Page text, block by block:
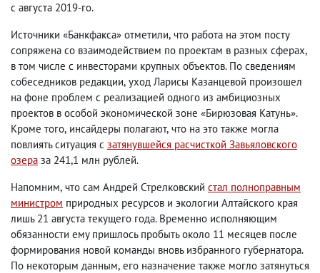
с августа 2019-го.
Источники «Банкфакса» отметили, что работа на этом посту
сопряжена со взаимодействием по проектам в разных сферах,
в том числе с инвесторами крупных объектов. По сведениям
собеседников редакции, уход Ларисы Казанцевой произошел
на фоне проблем с реализацией одного из амбициозных
проектов в особой экономической зоне «Бирюзовая Катунь».
Кроме того, инсайдеры полагают, что на это также могла
повлиять ситуация с затянувшейся расчисткой Завьяловского
озера за 241,1 млн рублей.
Напомним, что сам Андрей Стрелковский стал полноправным
министром природных ресурсов и экологии Алтайского края
лишь 21 августа текущего года. Временно исполняющим
обязанности ему пришлось пробыть около 11 месяцев после
формирования новой команды вновь избранного губернатора.
По некоторым данным, его назначение также могло затянуться